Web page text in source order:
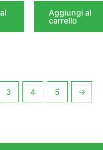
Aggiungi al
carrello
3 4 5 →